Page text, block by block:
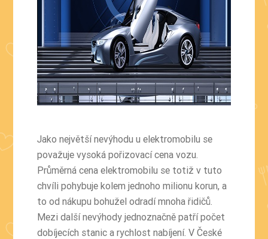
Jako největší nevýhodu u elektromobilu se
považuje vysoká pořizovací cena vozu.
Průměrná cena elektromobilu se totiž v tuto
chvíli pohybuje kolem jednoho milionu korun, a
to od nákupu bohužel odradí mnoha řidičů.
Mezi další nevýhody jednoznačně patří počet
dobíjecích stanic a rychlost nabíjení. V České